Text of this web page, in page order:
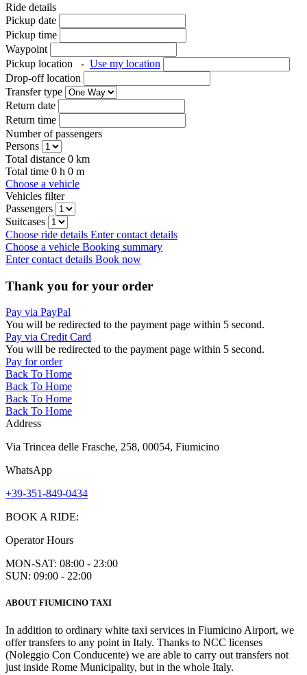
Ride details
Pickup date
Pickup time
Waypoint
Pickup location
- Use my location
Drop-off location
Transfer type
Return date
Return time
Number of passengers
Persons
Total distance 0 km
Total time 0 h 0 m
Choose a vehicle
Vehicles filter
Passengers
Suitcases
Choose ride details Enter contact details
Choose a vehicle Booking summary
Enter contact details Book now
Thank you for your order
Pay via PayPal
You will be redirected to the payment page within 5 second.
Pay via Credit Card
You will be redirected to the payment page within 5 second.
Pay for order
Back To Home
Back To Home
Back To Home
Back To Home
Address
Via Trincea delle Frasche, 258, 00054, Fiumicino
WhatsApp
+39-351-849-0434
BOOK A RIDE:
Operator Hours
MON-SAT: 08:00 - 23:00
SUN: 09:00 - 22:00
ABOUT FIUMICINO TAXI
In addition to ordinary white taxi services in Fiumicino Airport, we
offer transfers to any point in Italy. Thanks to NCC licenses
(Noleggio Con Conducente) we are able to carry out transfers not
just inside Rome Municipality, but in the whole Italy.